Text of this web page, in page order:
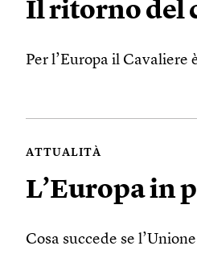
Il ritorno del
Per l’Europa il Cavaliere
ATTUALITÀ
L’Europa in
Cosa succede se